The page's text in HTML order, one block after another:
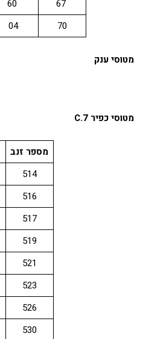
67
60
70
04
מטוסי ענק
מטוסי כפיר C.7
מספר זנב
514
516
517
519
521
523
526
530